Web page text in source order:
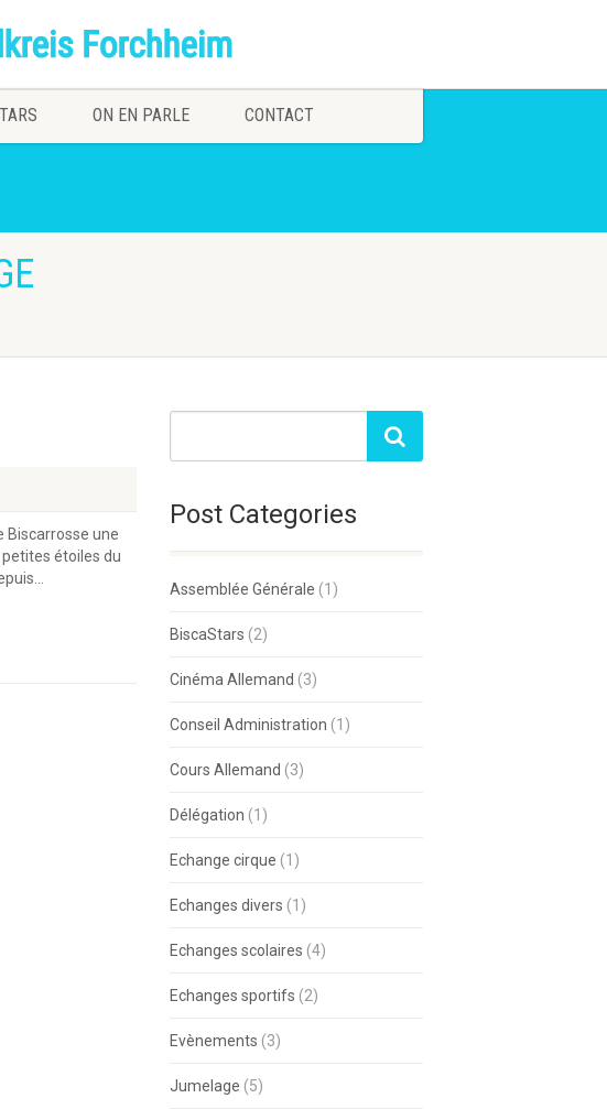
ON EN PARLE CONTACT
Biscarrosse une
petites étoiles du
Post Categories
Assemblée Générale (1)
BiscaStars (2)
Cinéma Allemand (3)
Conseil Administration (1)
Cours Allemand (3)
Délégation (1)
Echange cirque (1)
Echanges divers (1)
Echanges scolaires (4)
Echanges sportifs (2)
Evènements (3)
Jumelage (5)